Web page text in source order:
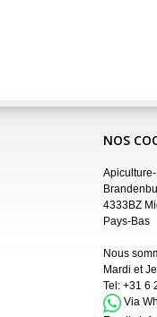
NOS
4333BZ
Pays-Bas
Nous
Mardi et
Tel: +31 6
Via